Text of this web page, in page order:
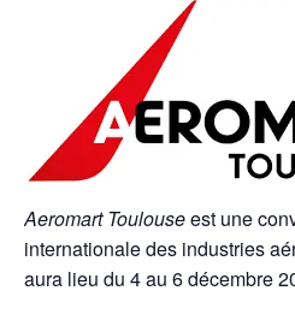
Aeromart Toulouseest une
internationale des industries
aura lieu du 4 au 6 décembre